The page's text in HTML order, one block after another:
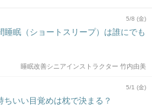
5/8 (金)
睡眠（ショートスリープ）は誰にでも
睡眠改善シニアインストラクター 竹内由美
5/1 (金)
ちいい目覚めは枕で決まる？